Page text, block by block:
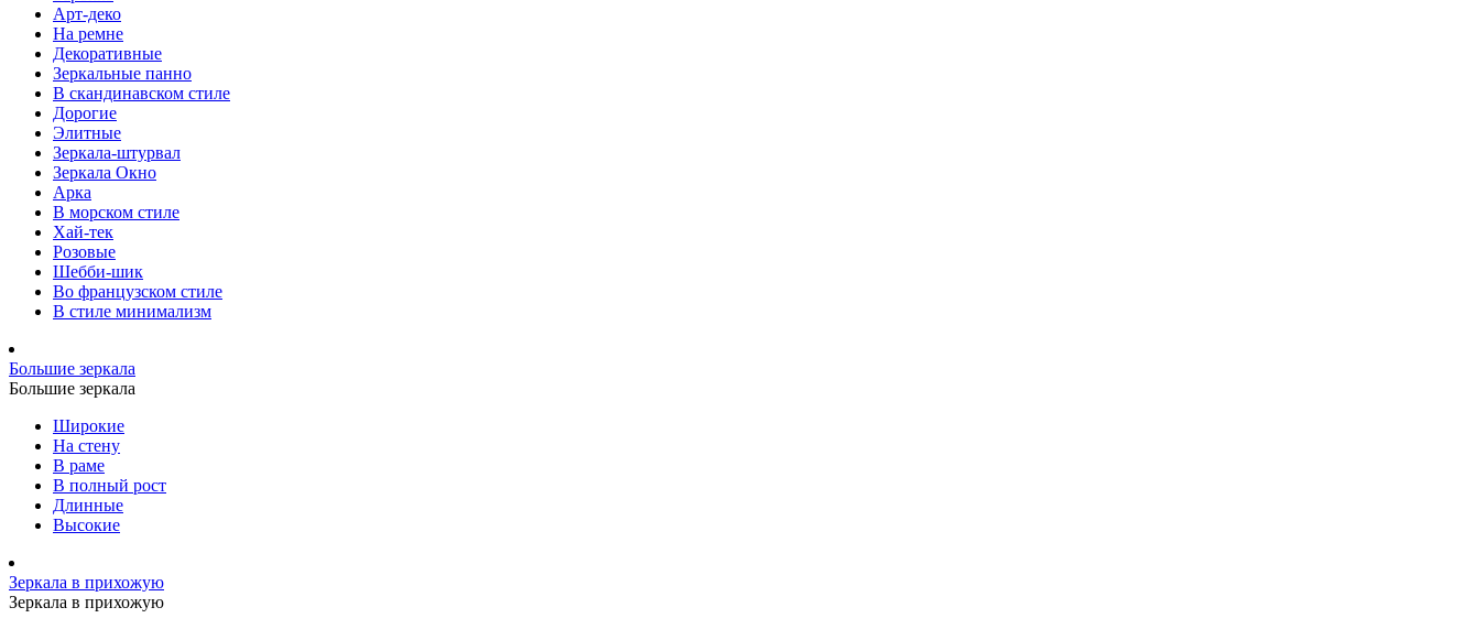
Арт-деко
На ремне
Декоративные
Зеркальные панно
В скандинавском стиле
Дорогие
Элитные
Зеркала-штурвал
Зеркала Окно
Арка
В морском стиле
Хай-тек
Розовые
Шебби-шик
Во французском стиле
В стиле минимализм
Большие зеркала
Большие зеркала
Широкие
На стену
В раме
В полный рост
Длинные
Высокие
Зеркала в прихожую
Зеркала в прихожую